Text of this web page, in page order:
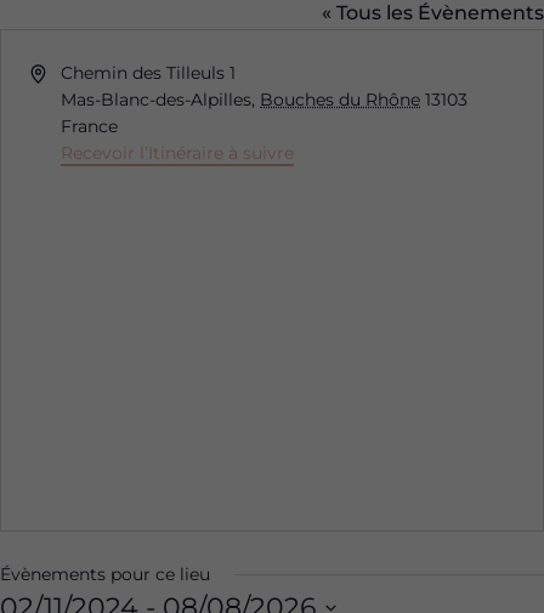
« Tous les Évènements
AdresseChemin des Tilleuls 1
Mas-Blanc-des-Alpilles, Bouches du Rhône 13103
France
Recevoir l’Itinéraire à suivre
Évènements pour ce lieu